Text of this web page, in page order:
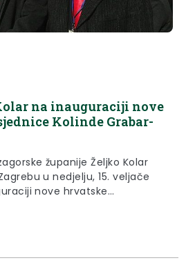
na inauguraciji nove
Kolinde Grabar-
županije Željko Kolar
u nedjelju, 15. veljače
nove hrvatske